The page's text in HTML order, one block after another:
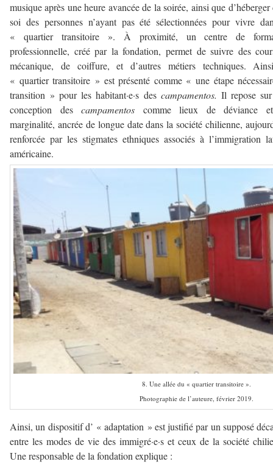
musique après une heure avancée de la soirée, ainsi que d’héberger
soi des personnes n’ayant pas été sélectionnées pour vivre
« quartier transitoire ». À proximité, un centre de
professionnelle, créé par la fondation, permet de suivre des
mécanique, de coiffure, et d’autres métiers techniques.
« quartier transitoire » est présenté comme « une étape
transition » pour les habitant·e·s des campamentos. Il repose
conception des campamentos comme lieux de déviance
marginalité, ancrée de longue date dans la société chilienne,
renforcée par les stigmates ethniques associés à l’immigration
américaine.
8. Une allée du « quartier transitoire ».
Photographie de l’auteure, février 2019.
Ainsi, un dispositif d’ « adaptation » est justifié par un supposé
entre les modes de vie des immigré·e·s et ceux de la société
Une responsable de la fondation explique :